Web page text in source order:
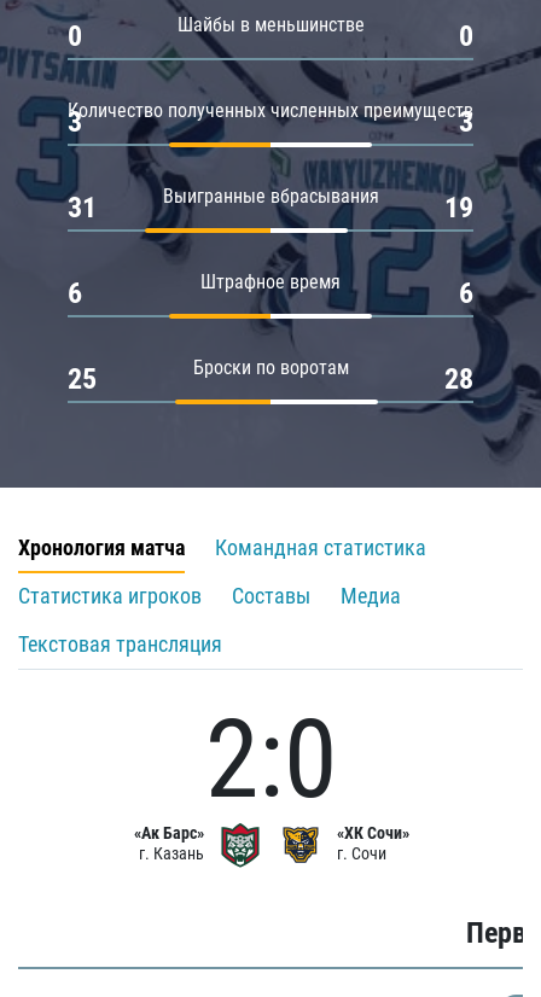
Шайбы в меньшинстве
0 0
Количество полученных численных преимуществ
3 3
Выигранные вбрасывания
31 19
Штрафное время
6 6
Броски по воротам
25 28
Хронология матча
Командная статистика
Статистика игроков
Составы
Медиа
Текстовая трансляция
«Ак Барс»
г. Казань
2:0
«ХК Сочи»
г. Сочи